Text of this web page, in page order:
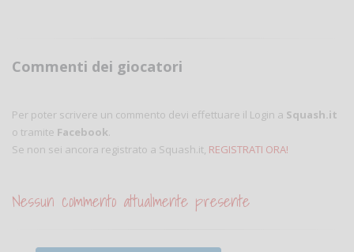
Commenti dei giocatori
Per poter scrivere un commento devi effettuare il Login a Squash.it
o tramite Facebook.
Se non sei ancora registrato a Squash.it, REGISTRATI ORA!
Nessun commento attualmente presente